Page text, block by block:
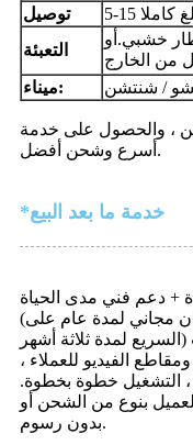
توصيل
كاملا
التعبئة
خشبي.أو
ميناء:
/ شنتشن
، والحصول على خدمة
أسرع وشحن أفضل.
*خدمة ما بعد البيع
دعم فني مدى الحياة.
(ضمان مجاني لمدة عام على PCB ، ضمان على أجزاء التآكل
السريع لمدة ثلاثة أشهر) ؛ سيرشدك الفنيون لدينا عبر الإنترنت
الفيديو للعملاء ،
، التشغيل خطوة بخطوة.
بنوع من الشحن أو
بدون رسوم.